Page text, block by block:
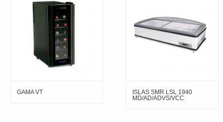
GAMA VT
ISLAS SMR LSL 1940
MD/AD/ADVS/VCC